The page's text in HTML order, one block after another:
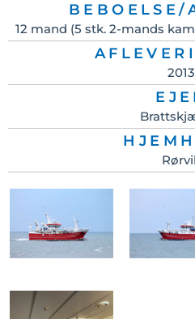
BEBOELSE/
12 mand (5 stk. 2-mands
2013